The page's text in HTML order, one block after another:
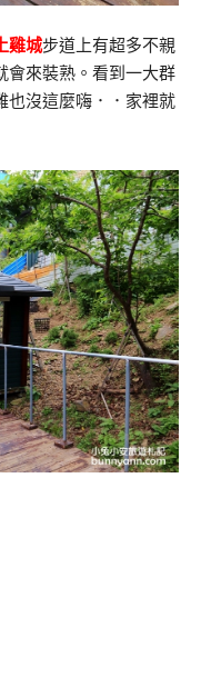
雞城步道上有超多不親
會來裝熟。看到一大群
也沒這麼嗨．．家裡就